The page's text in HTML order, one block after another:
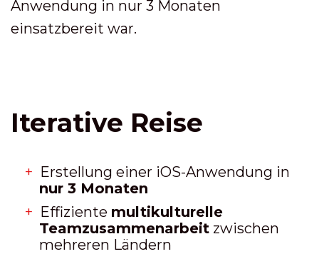
Anwendung in nur 3 Monaten
einsatzbereit war.
Iterative Reise
Erstellung einer iOS-Anwendung in
nur 3 Monaten
Effiziente multikulturelle
Teamzusammenarbeit zwischen
mehreren Ländern